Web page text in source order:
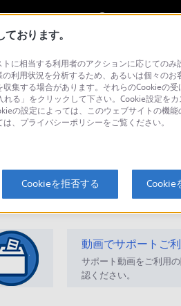
動画でサポートご
サポート動画をご利用
認ください。
おります。
に相当する利用者のアクションに応じての
利用状況を分析するため、あるいは個々の
集する場合があります。それらのCookieの
る」をクリックして下さい。Cookie設定を
の設定によっては、このウェブサイトの機
、プライバシーポリシーをご覧ください。
Cookieを拒否する Cookie